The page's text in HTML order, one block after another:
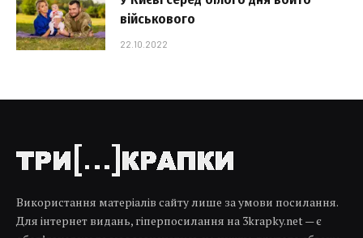
військового
22.10.2022
Використання матеріалів сайту лише за умови посилання.
Для інтернет видань, гіперпосилання на 3krapky.net — є